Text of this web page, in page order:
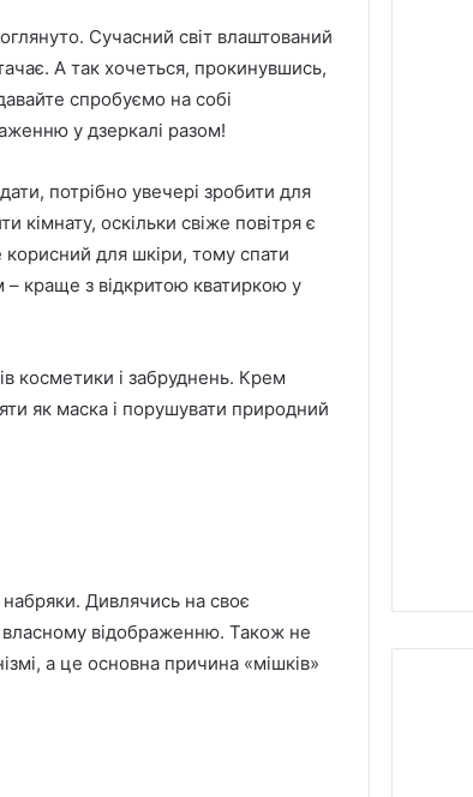
Сучасний світ влаштований
А так хочеться, прокинувшись,
спробуємо на собі
у дзеркалі разом!
потрібно увечері зробити для
кімнату, оскільки свіже повітря є
для шкіри, тому спати
– краще з відкритою кватиркою у
косметики і забруднень. Крем
як маска і порушувати природний
Дивлячись на своє
відображенню. Також не
а це основна причина «мішків»